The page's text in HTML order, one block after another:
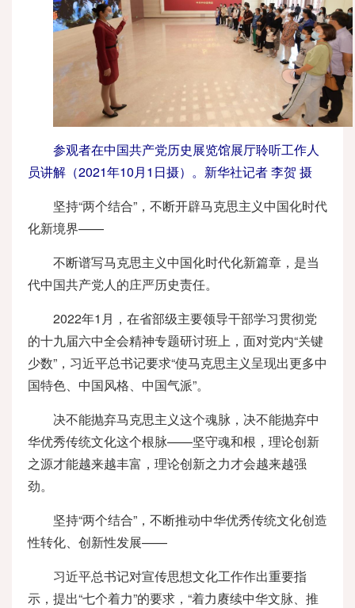
参观者在中国共产党历史展览馆展厅聆听工作人
员讲解（2021年10月1日摄）。新华社记者 李贺 摄
坚持“两个结合”，不断开辟马克思主义中国化时代
化新境界——
不断谱写马克思主义中国化时代化新篇章，是当
代中国共产党人的庄严历史责任。
2022年1月，在省部级主要领导干部学习贯彻党
的十九届六中全会精神专题研讨班上，面对党内“关键
少数”，习近平总书记要求“使马克思主义呈现出更多中
国特色、中国风格、中国气派”。
决不能抛弃马克思主义这个魂脉，决不能抛弃中
华优秀传统文化这个根脉——坚守魂和根，理论创新
之源才能越来越丰富，理论创新之力才会越来越强
劲。
坚持“两个结合”，不断推动中华优秀传统文化创造
性转化、创新性发展——
习近平总书记对宣传思想文化工作作出重要指
示，提出“七个着力”的要求，“着力赓续中华文脉、推